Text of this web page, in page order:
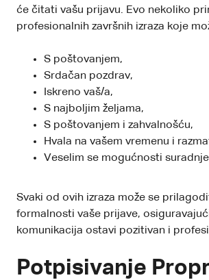
će čitati vašu prijavu. Evo nekoliko
profesionalnih završnih izraza koje
S poštovanjem,
Srdačan pozdrav,
Iskreno vaš/a,
S najboljim željama,
S poštovanjem i zahvalnošću,
Hvala na vašem vremenu i
Veselim se mogućnosti
Svaki od ovih izraza može se
formalnosti vaše prijave,
komunikacija ostavi pozitivan i
Potpisivanje